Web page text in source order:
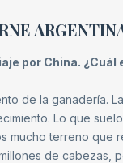
por China.
de la ganadería.
Lo que
mucho terreno que
de cabezas,